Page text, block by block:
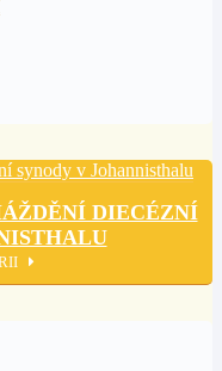
DIECÉZNÍ